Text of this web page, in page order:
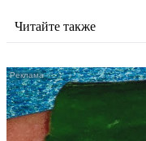
Читайте также